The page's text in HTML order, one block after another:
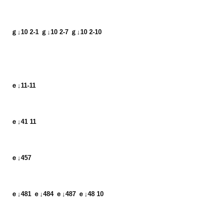
ｇ↓10 2-1 ｇ↓10 2-7 ｇ↓10 2-10
ｅ↓11-11
ｅ↓41 11
ｅ↓457
ｅ↓481 ｅ↓484 ｅ↓487 ｅ↓48 10